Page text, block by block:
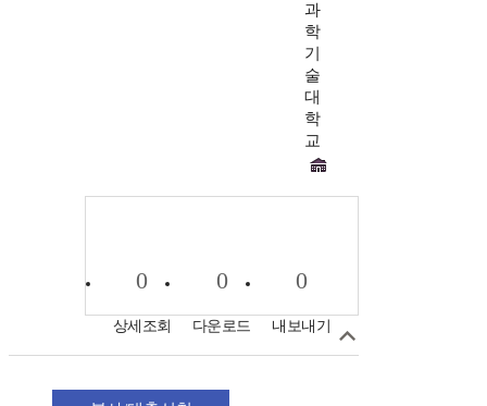
과
학
기
술
대
학
교
0
상세조회
0
다운로드
0
내보내기